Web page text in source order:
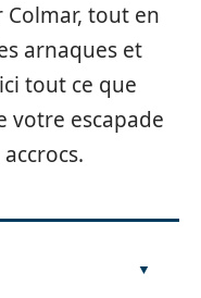
Colmar, tout en
arnaques et
tout ce que
votre escapade